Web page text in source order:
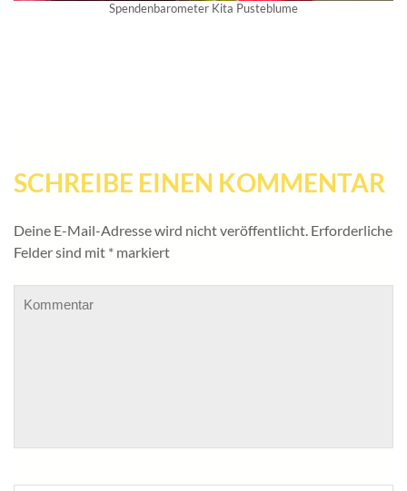
Spendenbarometer Kita Pusteblume
SCHREIBE EINEN KOMMENTAR
Deine E-Mail-Adresse wird nicht veröffentlicht. Erforderliche
Felder sind mit * markiert